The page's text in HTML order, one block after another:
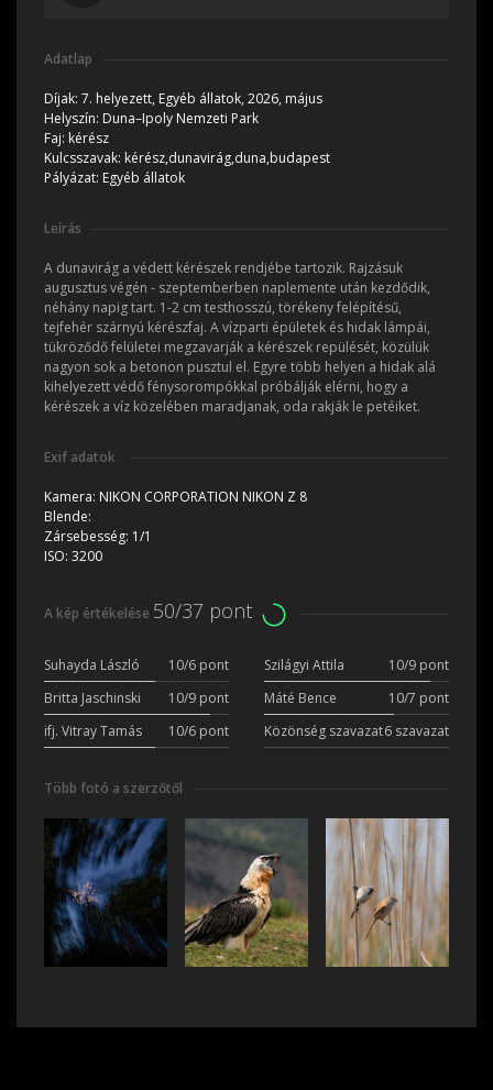
Adatlap
Díjak: 7. helyezett, Egyéb állatok, 2026, május
Helyszín: Duna–Ipoly Nemzeti Park
Faj: kérész
Kulcsszavak: kérész,dunavirág,duna,budapest
Pályázat: Egyéb állatok
Leírás
A dunavirág a védett kérészek rendjébe tartozik. Rajzásuk
augusztus végén - szeptemberben naplemente után kezdődik,
néhány napig tart. 1-2 cm testhosszú, törékeny felépítésű,
tejfehér szárnyú kérészfaj. A vízparti épületek és hidak lámpái,
tükröződő felületei megzavarják a kérészek repülését, közülük
nagyon sok a betonon pusztul el. Egyre több helyen a hidak alá
kihelyezett védő fénysorompókkal próbálják elérni, hogy a
kérészek a víz közelében maradjanak, oda rakják le petéiket.
Exif adatok
Kamera: NIKON CORPORATION NIKON Z 8
Blende:
Zársebesség: 1/1
ISO: 3200
A kép értékelése 50/37 pont
Suhayda László 10/6 pont Szilágyi Attila
10/9 pont
Britta Jaschinski
10/9 pont Máté Bence
10/7 pont
ifj. Vitray Tamás
10/6 pont Közönség szavazat6 szavazat
Több fotó a szerzőtől